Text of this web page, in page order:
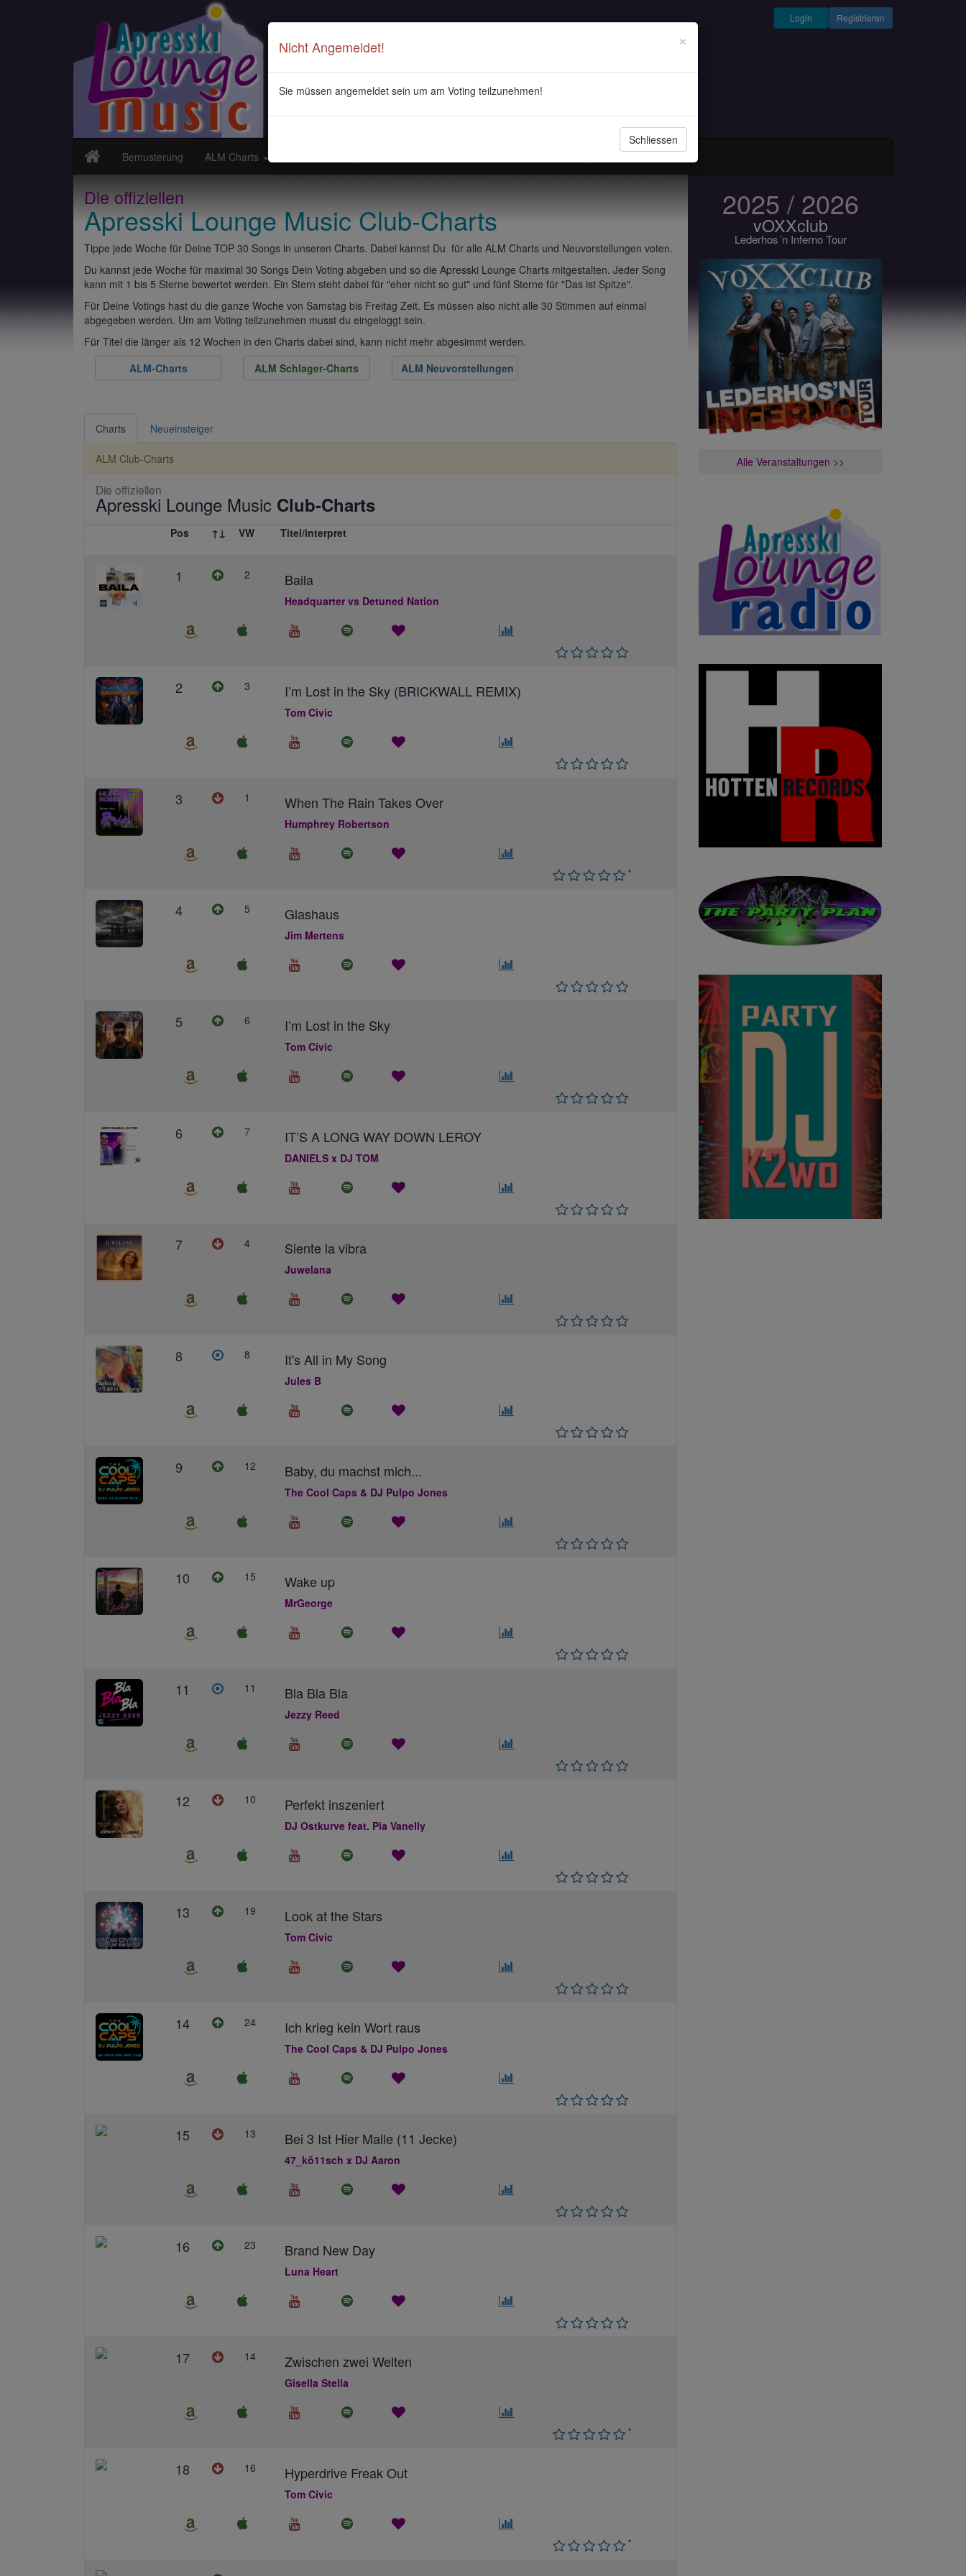
Registrieren
Login
Bemusterung ALM Charts
Die offiziellen
Apresski Lounge Music Club-Charts
Tippe jede Woche für Deine TOP 30 Songs in unseren Charts. Dabei kannst Du für alle ALM Charts und Neuvorstellungen voten.
Du kannst jede Woche für maximal 30 Songs Dein Voting abgeben und so die Apresski Lounge Charts mitgestalten. Jeder Song
kann mit 1 bis 5 Sterne bewertet werden. Ein Stern steht dabei für "eher nicht so gut" und fünf Sterne für "Das ist Spitze".
Für Deine Votings hast du die ganze Woche von Samstag bis Freitag Zeit. Es müssen also nicht alle 30 Stimmen auf einmal
abgegeben werden. Um am Voting teilzunehmen musst du eingeloggt sein.
Für Titel die länger als 12 Wochen in den Charts dabei sind, kann nicht mehr abgesimmt werden.
ALM-Charts
ALM Schlager-Charts ALM Neuvorstellungen
×
Nicht Angemeldet!
Sie müssen angemeldet sein um am Voting teilzunehmen!
Schliessen
Charts Neueinsteiger
ALM Club-Charts
Die offiziellen
Apresski Lounge Music Club-Charts
Pos ↑↓ VW Titel/interpret
1 2 Baila
Headquarter vs Detuned Nation
2 3 I’m Lost in the Sky (BRICKWALL REMIX)
Tom Civic
3 1 When The Rain Takes Over
Humphrey Robertson
*
4 5 Glashaus
Jim Mertens
5 6 I’m Lost in the Sky
Tom Civic
6 7 IT’S A LONG WAY DOWN LEROY
DANIELS x DJ TOM
7 4 Siente la vibra
Juwelana
8 8 It's All in My Song
Jules B
9 12 Baby, du machst mich...
The Cool Caps & DJ Pulpo Jones
10 15 Wake up
MrGeorge
11 11 Bla Bla Bla
Jezzy Reed
12 10 Perfekt inszeniert
DJ Ostkurve feat. Pia Vanelly
13 19 Look at the Stars
Tom Civic
14 24 Ich krieg kein Wort raus
The Cool Caps & DJ Pulpo Jones
15 13 Bei 3 Ist Hier Malle (11 Jecke)
47_kö11sch x DJ Aaron
16 23 Brand New Day
Luna Heart
17 14 Zwischen zwei Welten
Gisella Stella
*
18 16 Hyperdrive Freak Out
Tom Civic
*
2025 / 2026
vOXXclub
Lederhos´n Inferno Tour
Alle Veranstaltungen >>